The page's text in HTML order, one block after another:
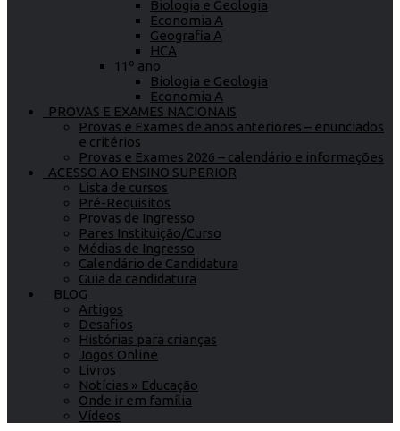
Biologia e Geologia
Economia A
Geografia A
HCA
11º ano
Biologia e Geologia
Economia A
PROVAS E EXAMES NACIONAIS
Provas e Exames de anos anteriores – enunciados
e critérios
Provas e Exames 2026 – calendário e informações
ACESSO AO ENSINO SUPERIOR
Lista de cursos
Pré-Requisitos
Provas de Ingresso
Pares Instituição/Curso
Médias de Ingresso
Calendário de Candidatura
Guia da candidatura
BLOG
Artigos
Desafios
Histórias para crianças
Jogos Online
Livros
Notícias » Educação
Onde ir em família
Vídeos